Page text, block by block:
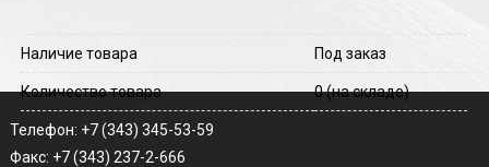
Наличие товара Под заказ
Количество товара 0(на складе)
Телефон: +7 (343) 345-53-59
Факс: +7 (343) 237-2-666